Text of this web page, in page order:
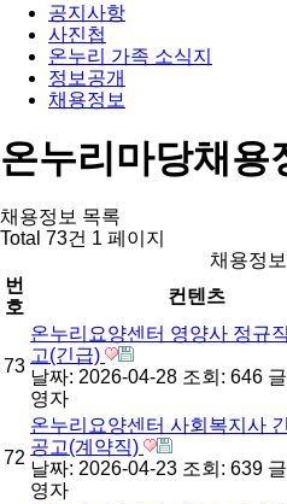
공지사항
사진첩
온누리 가족 소식지
정보공개
채용정보
온누리마당채용
채용정보 목록
Total 73건 1 페이지
채용정
번
호
컨텐츠
73
온누리요양센터 영양사 정규
고(긴급)
날짜: 2026-04-28 조회: 646
영자
72
온누리요양센터 사회복지사
공고(계약직)
날짜: 2026-04-23 조회: 639
영자